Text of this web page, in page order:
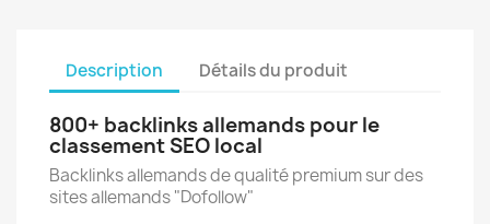
Description Détails du produit
800+ backlinks allemands pour le
classement SEO local
Backlinks allemands de qualité premium sur des
sites allemands "Dofollow"